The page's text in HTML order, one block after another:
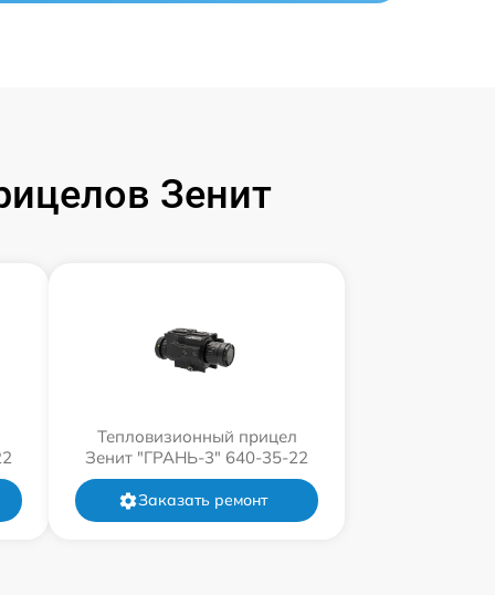
Зенит
Тепловизионный прицел
Зенит "ГРАНЬ-3" 640-35-22
Заказать ремонт